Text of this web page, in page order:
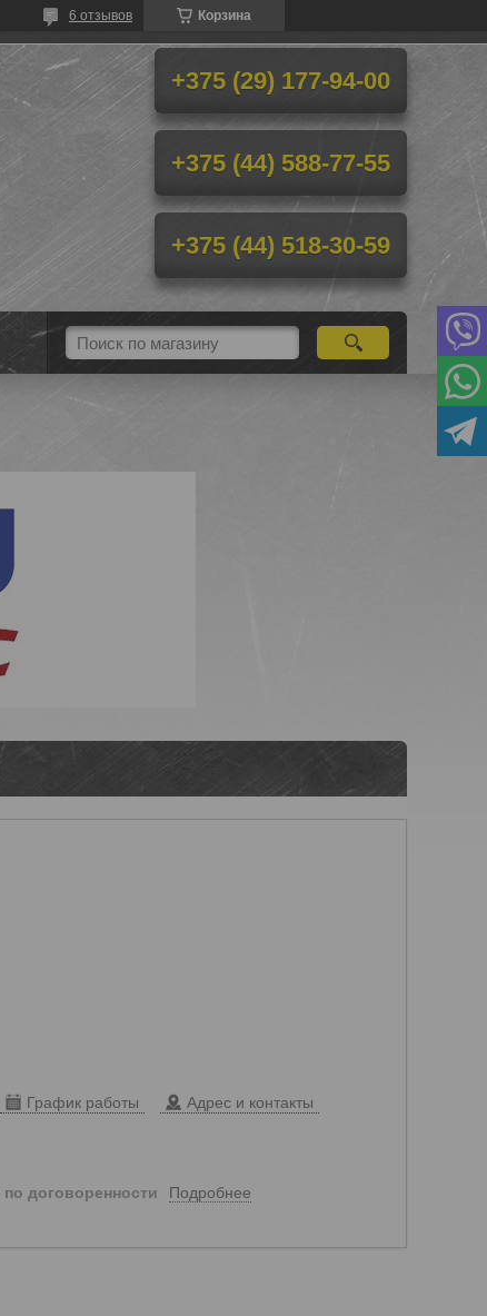
Корзина
6 отзывов
+375 (29) 177-94-00
+375 (44) 588-77-55
+375 (44) 518-30-59
График работы Адрес и контакты
по договоренности Подробнее